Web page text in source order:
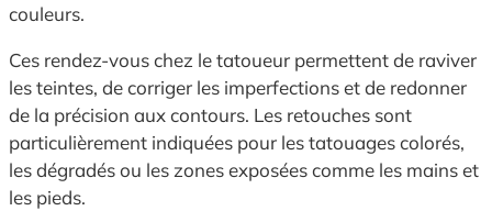
couleurs.
Ces rendez-vous chez le tatoueur permettent de raviver
les teintes, de corriger les imperfections et de redonner
de la précision aux contours. Les retouches sont
particulièrement indiquées pour les tatouages colorés,
les dégradés ou les zones exposées comme les mains et
les pieds.